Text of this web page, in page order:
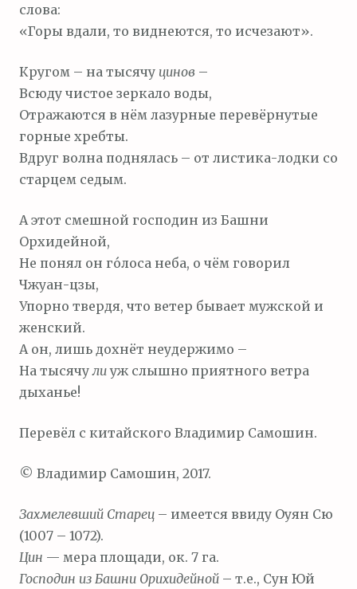
слова:
«Горы вдали, то виднеются, то исчезают».
Кругом – на тысячу цинов –
Всюду чистое зеркало воды,
Отражаются в нём лазурные перевёрнутые
горные хребты.
Вдруг волна поднялась – от листика-лодки со
старцем седым.
А этот смешной господин из Башни
Орхидейной,
Не понял он го́лоса неба, о чём говорил
Чжуан-цзы,
Упорно твердя, что ветер бывает мужской и
женский.
А он, лишь дохнёт неудержимо –
На тысячулиуж слышно приятного ветра
дыханье!
Перевёл с китайского Владимир Самошин.
© Владимир Самошин, 2017.
Захмелевший Старец – имеется ввиду Оуян Сю
(1007 – 1072).
Цин — мера площади, ок. 7 га.
Господин из Башни Орихидейной – т.е., Сун Юй